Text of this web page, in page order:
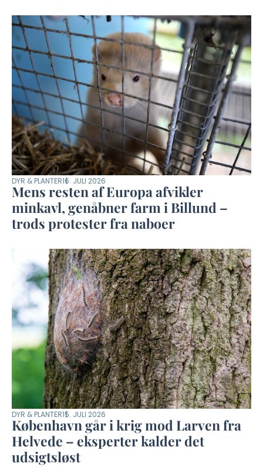
DYR & PLANTER16. JULI 2026
Mens resten af Europa afvikler
minkavl, genåbner farm i Billund –
trods protester fra naboer
DYR & PLANTER15. JULI 2026
København går i krig mod Larven fra
Helvede – eksperter kalder det
udsigtsløst